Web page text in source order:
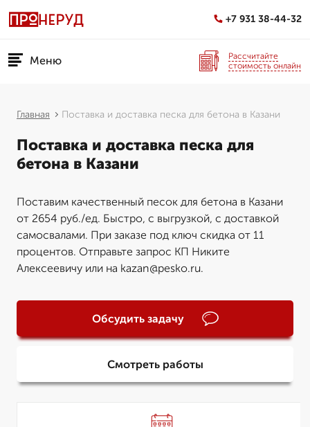
+7 931 38-44-32
Меню
Рассчитайте
стоимость онлайн
Главная Поставка и доставка песка для бетона в Казани
Поставка и доставка песка для
бетона в Казани
Поставим качественный песок для бетона в Казани
от 2654 руб./ед. Быстро, с выгрузкой, с доставкой
самосвалами. При заказе под ключ скидка от 11
процентов. Отправьте запрос КП Никите
Алексеевичу или на kazan@pesko.ru.
Обсудить задачу
Смотреть работы